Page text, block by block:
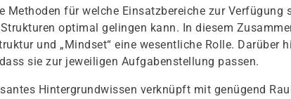
Methoden für welche Einsatzbereiche zur
optimal gelingen kann. In diesem
und „Mindset“ eine wesentliche Rolle. Darüber
sie zur jeweiligen Aufgabenstellung passen.
Hintergrundwissen verknüpft mit genügend